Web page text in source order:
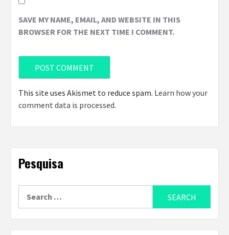
SAVE MY NAME, EMAIL, AND WEBSITE IN THIS
BROWSER FOR THE NEXT TIME I COMMENT.
This site uses Akismet to reduce spam. Learn how your
comment data is processed.
Pesquisa